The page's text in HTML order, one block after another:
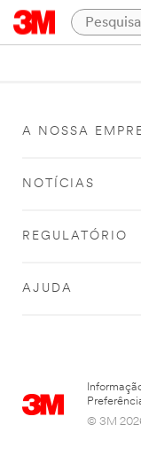
A NOSSA
NOTÍCIAS
REGULATÓRIO
AJUDA
© 3M